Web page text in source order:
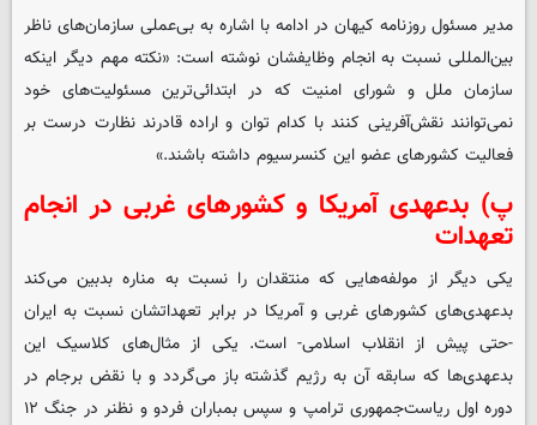
مدیر مسئول روزنامه کیهان در ادامه با اشاره به بی‌عملی سازمان‌های ناظر
بین‌المللی نسبت به انجام وظایفشان نوشته است: «نکته مهم دیگر اینکه
سازمان ملل و شورای امنیت که در ابتدائی‌ترین مسئولیت‌های خود
نمی‌توانند نقش‌آفرینی کنند با کدام توان و اراده قادرند نظارت درست بر
فعالیت کشورهای عضو این کنسرسیوم داشته باشند.»
پ) بدعهدی آمریکا و کشورهای غربی در انجام
تعهدات
یکی دیگر از مولفه‌هایی که منتقدان را نسبت به مناره بدبین می‌کند
بدعهدی‌های کشورهای غربی و آمریکا در برابر تعهداتشان نسبت به ایران
-حتی پیش از انقلاب اسلامی- است. یکی از مثال‌های کلاسیک این
بدعهدی‌ها که سابقه آن به رژیم گذشته باز می‌گردد و با نقض برجام در
دوره اول ریاست‌جمهوری ترامپ و سپس بمباران فردو و نظنر در جنگ ۱۲